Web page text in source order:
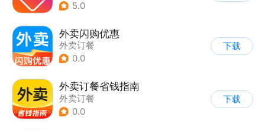
5.0
外卖闪购优惠
外卖订餐
0.0
下载
外卖订餐省钱指南
外卖订餐
0.0
下载